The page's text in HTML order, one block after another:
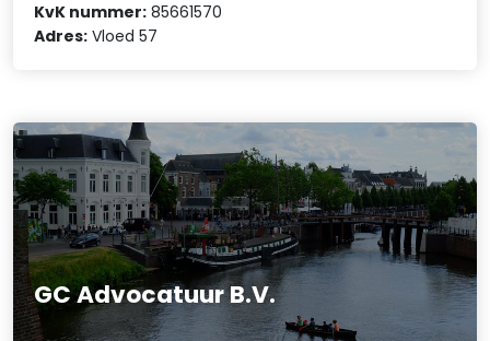
KvK nummer: 85661570
Adres: Vloed 57
GC Advocatuur B.V.